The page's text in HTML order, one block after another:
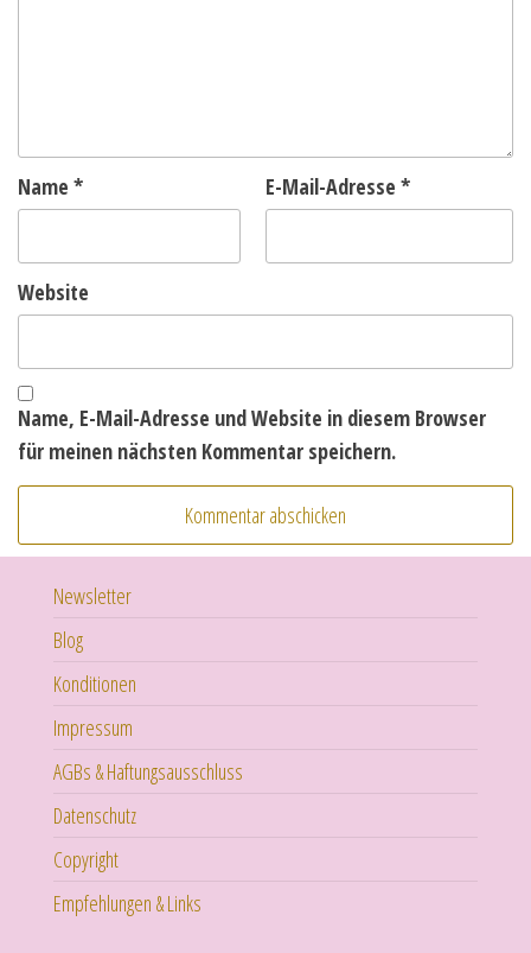
Name * E-Mail-Adresse *
Website
Name, E-Mail-Adresse und Website in diesem Browser
für meinen nächsten Kommentar speichern.
Newsletter
Blog
Konditionen
Impressum
AGBs & Haftungsausschluss
Datenschutz
Copyright
Empfehlungen & Links